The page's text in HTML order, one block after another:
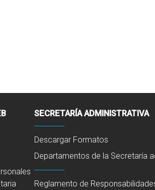
SECRETARÍA ADMINISTRATIVA
Descargar Formatos
Departamentos de la Secretaría
Reglamento de